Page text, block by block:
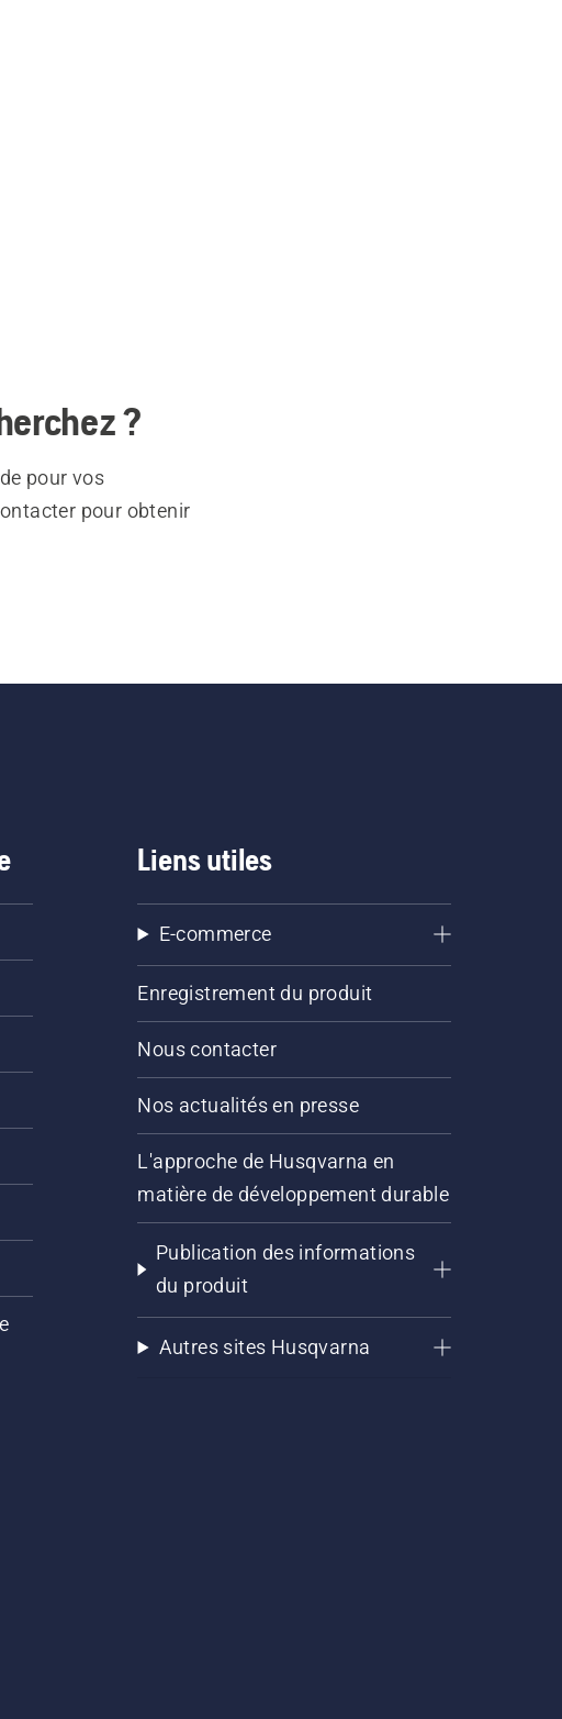
?
pour vos
pour obtenir
Liens utiles
E-commerce
Enregistrement du produit
Nous contacter
Nos actualités en presse
L'approche de Husqvarna en
matière de développement durable
Publication des informations
du produit
Autres sites Husqvarna